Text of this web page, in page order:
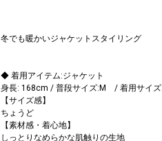
冬でも暖かいジャケットスタイリング
◆ 着用アイテム:ジャケット
身長: 168cm / 普段サイズ:M / 着用サイズ
【サイズ感】
ちょうど
【素材感・着心地】
しっとりなめらかな肌触りの生地